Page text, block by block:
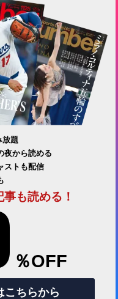
放題
夜から読める
ストも配信
も読める！
％OFF
こちらから